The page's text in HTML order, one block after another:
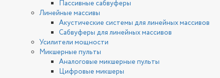
Пассивные сабвуферы
Линейные массивы
Акустические системы для линейных массивов
Сабвуферы для линейных массивов
Усилители мощности
Микшерные пульты
Аналоговые микшерные пульты
Цифровые микшеры